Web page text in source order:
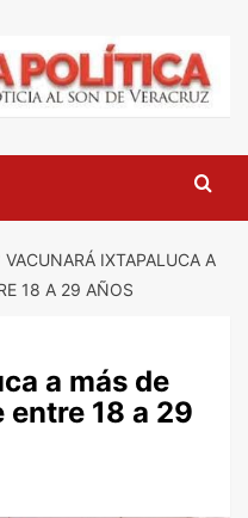
VACUNARÁ IXTAPALUCA A
18 A 29 AÑOS
a más de
entre 18 a 29